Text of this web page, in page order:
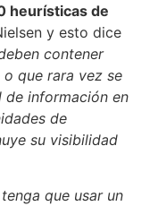
heurísticas de
y esto dice
contener
que rara vez se
de información en
de
su visibilidad
que usar un